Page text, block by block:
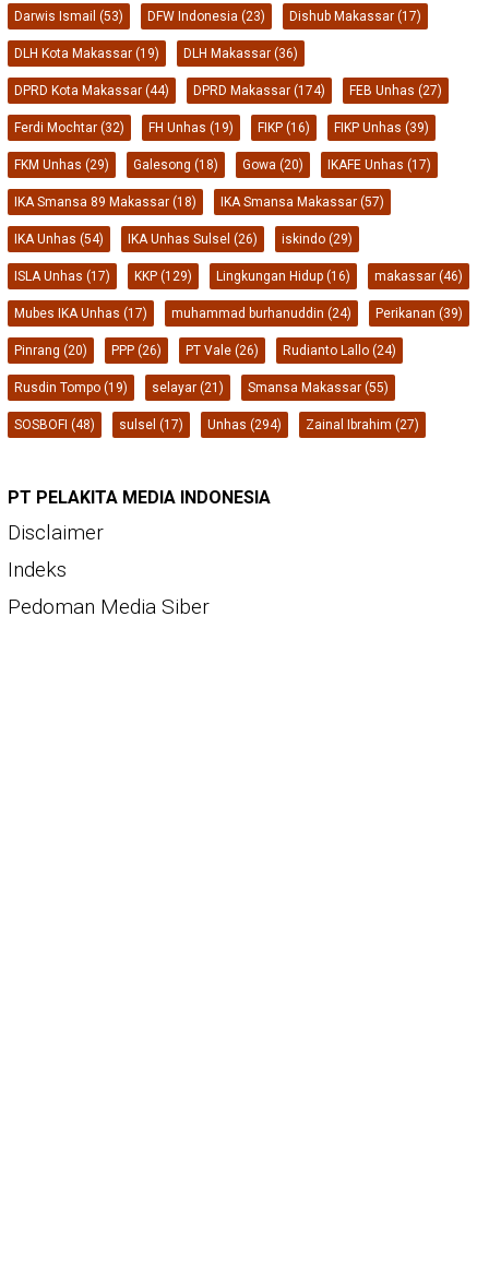
Darwis Ismail (53) DFW Indonesia (23) Dishub Makassar (17)
DLH Kota Makassar (19) DLH Makassar (36)
DPRD Kota Makassar (44) DPRD Makassar (174) FEB Unhas (27)
Ferdi Mochtar (32) FH Unhas (19) FIKP (16) FIKP Unhas (39)
FKM Unhas (29) Galesong (18) Gowa (20) IKAFE Unhas (17)
IKA Smansa 89 Makassar (18) IKA Smansa Makassar (57)
IKA Unhas (54) IKA Unhas Sulsel (26) iskindo (29)
ISLA Unhas (17) KKP (129) Lingkungan Hidup (16) makassar (46)
Mubes IKA Unhas (17) muhammad burhanuddin (24) Perikanan (39)
Pinrang (20) PPP (26) PT Vale (26) Rudianto Lallo (24)
Rusdin Tompo (19) selayar (21) Smansa Makassar (55)
SOSBOFI (48) sulsel (17) Unhas (294) Zainal Ibrahim (27)
PT PELAKITA MEDIA INDONESIA
Disclaimer
Indeks
Pedoman Media Siber